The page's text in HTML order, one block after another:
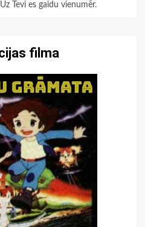
Tevi es gaidu vienumēr.
filma